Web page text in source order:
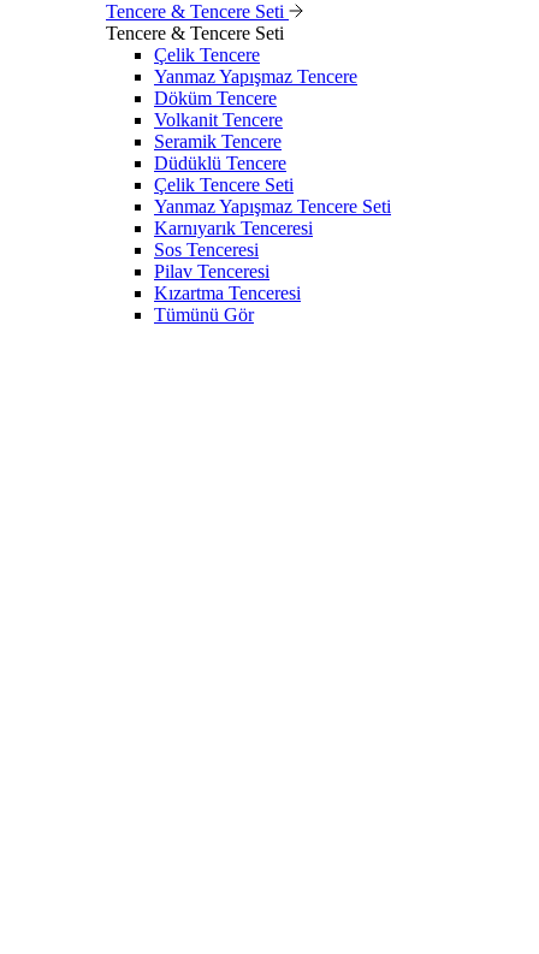
Tencere & Tencere Seti
Tencere & Tencere Seti
Çelik Tencere
Yanmaz Yapışmaz Tencere
Döküm Tencere
Volkanit Tencere
Seramik Tencere
Düdüklü Tencere
Çelik Tencere Seti
Yanmaz Yapışmaz Tencere Seti
Karnıyarık Tenceresi
Sos Tenceresi
Pilav Tenceresi
Kızartma Tenceresi
Tümünü Gör